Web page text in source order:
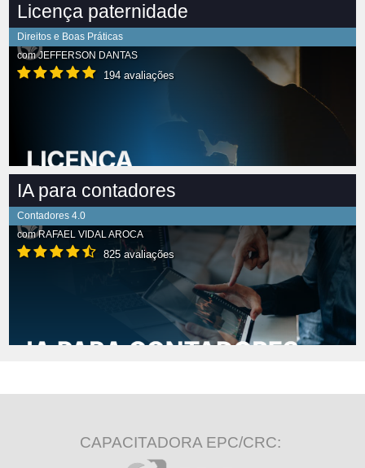
Licença paternidade
Direitos e Boas Práticas
comJEFFERSON DANTAS
194 avaliações
IA para contadores
Contadores 4.0
comRAFAEL VIDAL AROCA
825 avaliações
CAPACITADORA EPC/CRC: